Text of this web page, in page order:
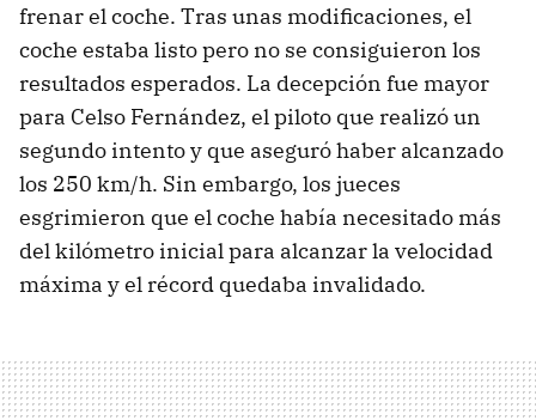
frenar el coche. Tras unas modificaciones, el
coche estaba listo pero no se consiguieron los
resultados esperados. La decepción fue mayor
para Celso Fernández, el piloto que realizó un
segundo intento y que aseguró haber alcanzado
los 250 km/h. Sin embargo, los jueces
esgrimieron que el coche había necesitado más
del kilómetro inicial para alcanzar la velocidad
máxima y el récord quedaba invalidado.